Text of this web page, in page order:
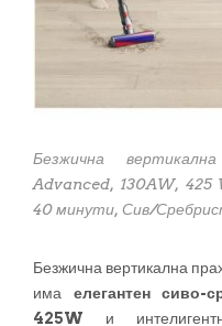
Безжична
Advanced, 130AW, 425
40 минути, Сив/
Безжична вертикална
има елегантен сиво-
425W и